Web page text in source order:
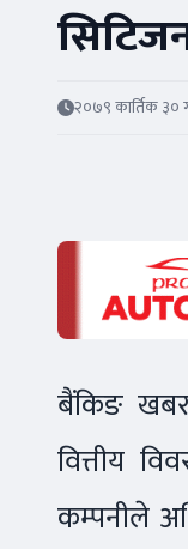
२०७९ कार्तिक ३०
बैंकिङ
वित्तीय
कम्पनीले